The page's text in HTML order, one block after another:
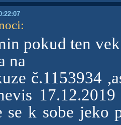
:
pokud ten
na
č.1153934
se k sobe jeko